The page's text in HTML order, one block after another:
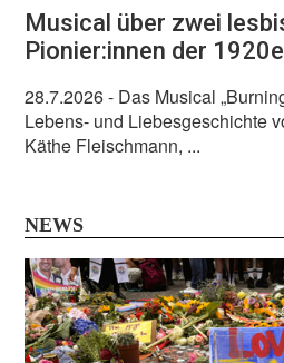
Musical über zwei
Pionier:innen der
28.7.2026- Das Musical
Lebens- und Liebesgeschichte
Käthe Fleischmann, ...
NEWS